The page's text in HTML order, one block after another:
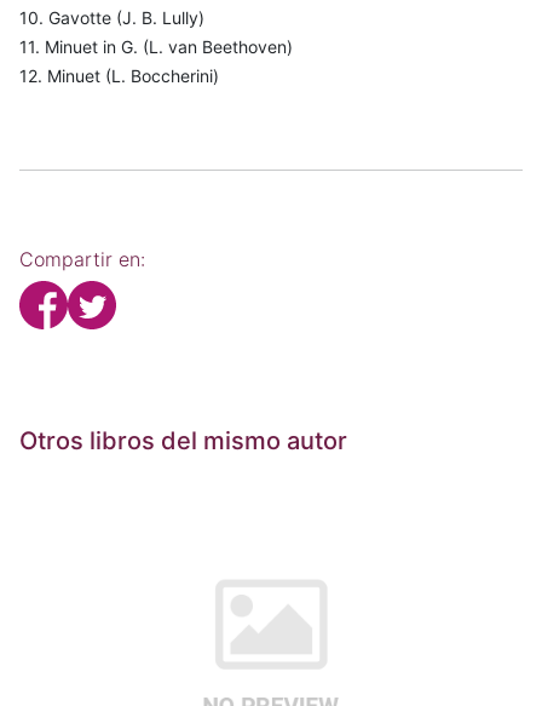
10. Gavotte (J. B. Lully)
11. Minuet in G. (L. van Beethoven)
12. Minuet (L. Boccherini)
Compartir en:
Otros libros del mismo autor